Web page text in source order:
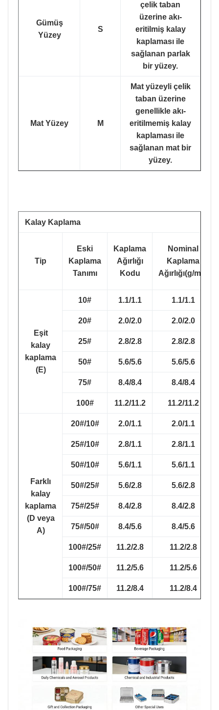
Gümüş
Yüzey
S
çelik taban
üzerine akı-
eritilmiş kalay
kaplaması ile
sağlanan parlak
bir yüzey.
Mat Yüzey M
Mat yüzeyli çelik
taban üzerine
genellikle akı-
eritilmemiş kalay
kaplaması ile
sağlanan mat bir
yüzey.
Kalay Kaplama
Tip
Eski
Kaplama
Tanımı
Kaplama
Ağırlığı
Kodu
Nominal
Kaplama
Ağırlığı(g/m2)
Eşit
kalay
kaplama
(E)
10# 1.1/1.1 1.1/1.1
20# 2.0/2.0 2.0/2.0
25# 2.8/2.8 2.8/2.8
50# 5.6/5.6 5.6/5.6
75# 8.4/8.4 8.4/8.4
100# 11.2/11.2 11.2/11.2
Farklı
kalay
kaplama
(D veya
A)
20#/10# 2.0/1.1 2.0/1.1
25#/10# 2.8/1.1 2.8/1.1
50#/10# 5.6/1.1 5.6/1.1
50#/25# 5.6/2.8 5.6/2.8
75#/25# 8.4/2.8 8.4/2.8
75#/50# 8.4/5.6 8.4/5.6
100#/25# 11.2/2.8 11.2/2.8
100#/50# 11.2/5.6 11.2/5.6
100#/75# 11.2/8.4 11.2/8.4